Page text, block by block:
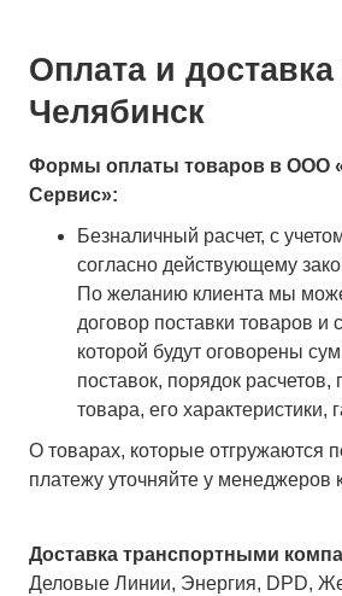
Оплата и доставка
Челябинск
Формы оплаты товаров в ООО
Сервис»:
Безналичный расчет, с
согласно действующему
По желанию клиента мы
договор поставки товаров и
которой будут оговорены
поставок, порядок расчетов,
товара, его характеристики,
О товарах, которые отгружаются
платежу уточняйте у менеджеров
Доставка транспортными
Деловые Линии, Энергия, DPD,